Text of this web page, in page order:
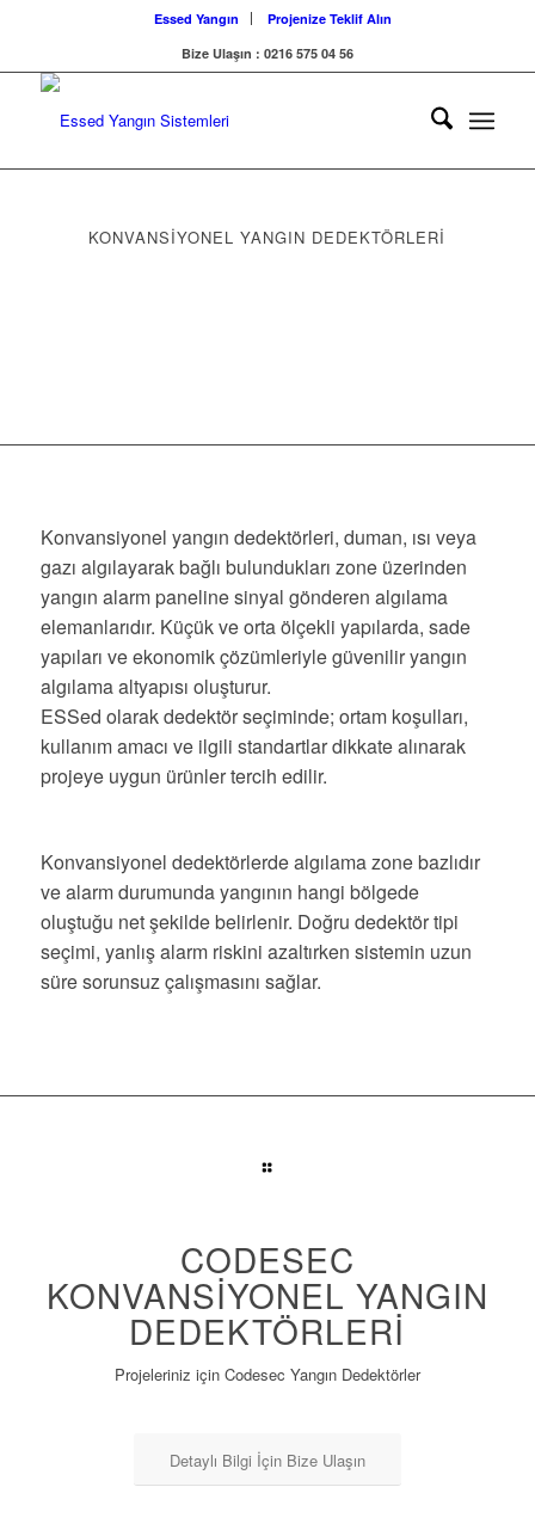
Essed Yangın
Projenize Teklif Alın
Bize Ulaşın : 0216 575 04 56
KONVANSIYONEL YANGIN DEDEKTÖRLERI
Konvansiyonel yangın dedektörleri, duman, ısı veya
gazı algılayarak bağlı bulundukları zone üzerinden
yangın alarm paneline sinyal gönderen algılama
elemanlarıdır. Küçük ve orta ölçekli yapılarda, sade
yapıları ve ekonomik çözümleriyle güvenilir yangın
algılama altyapısı oluşturur.
ESSed olarak dedektör seçiminde; ortam koşulları,
kullanım amacı ve ilgili standartlar dikkate alınarak
projeye uygun ürünler tercih edilir.
Konvansiyonel dedektörlerde algılama zone bazlıdır
ve alarm durumunda yangının hangi bölgede
oluştuğu net şekilde belirlenir. Doğru dedektör tipi
seçimi, yanlış alarm riskini azaltırken sistemin uzun
süre sorunsuz çalışmasını sağlar.
CODESEC
KONVANSIYONEL YANGIN
DEDEKTÖRLERI
Projeleriniz için Codesec Yangın Dedektörler
Detaylı Bilgi İçin Bize Ulaşın